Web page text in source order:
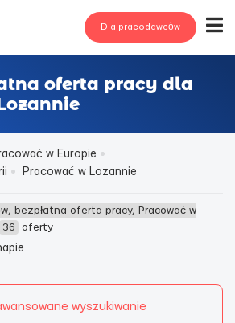
Dla pracodawców
oferta pracy dla
w Europie
Pracować w Lozannie
bezpłatna oferta pracy, Pracować w
36
oferty
wyszukiwanie